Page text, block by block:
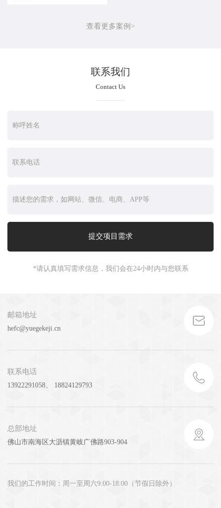
查看更多案例>
联系我们
Contact Us
*请认真填写需求信息，我们会在24小时内与您联系
邮箱地址
hefc@yuegekeji.cn
联系电话
13922291058、 18824129793
总部地址
佛山市南海区大沥镇黄岐广佛路903-904
我们的工作时间：周一至周六9:00-18:00（节假日除外）